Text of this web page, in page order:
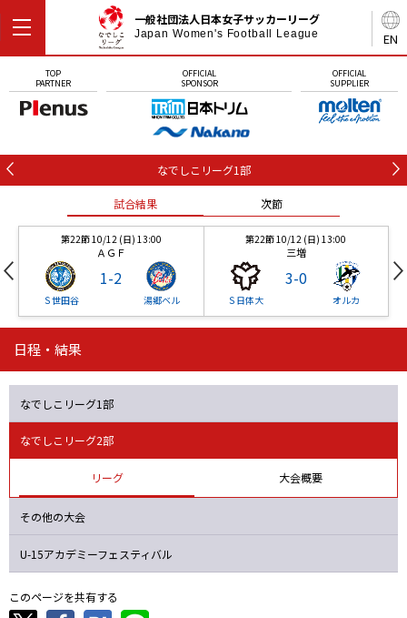
EN
一般社団法人日本女子サッカーリーグ
Japan Women's Football League
TOP
PARTNER
OFFICIAL
SPONSOR
OFFICIAL
SUPPLIER
なでしこリーグ1部
試合結果 次節
第22節 10/12 (日) 13:00
ＡＧＦ
Ｓ世田谷
1-2
湯郷ベル
第22節 10/12 (日) 13:00
三増
Ｓ日体大
3-0
オルカ
第22節 10/12 (日) 13:00
ＡＧＦ
1-
三増
日程・結果
なでしこリーグ1部
なでしこリーグ2部
リーグ 大会概要
その他の大会
U-15アカデミーフェスティバル
このページを共有する